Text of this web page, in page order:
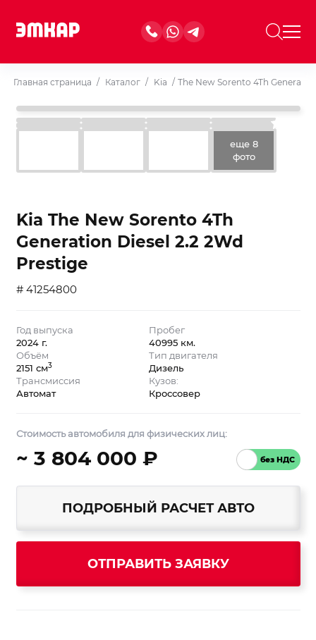
Главная страница / Каталог / Kia / The New Sorento 4Th
еще 8
фото
Kia The New Sorento 4Th
Generation Diesel 2.2 2Wd
Prestige
# 41254800
Год выпуска
2024 г.
Пробег
40995 км.
Объём
2151 см3
Тип двигателя
Дизель
Трансмиссия
Автомат
Кузов:
Кроссовер
Стоимость автомобиля для физических лиц:
~ 3 804 000 ₽
ПОДРОБНЫЙ РАСЧЕТ АВТО
ОТПРАВИТЬ ЗАЯВКУ